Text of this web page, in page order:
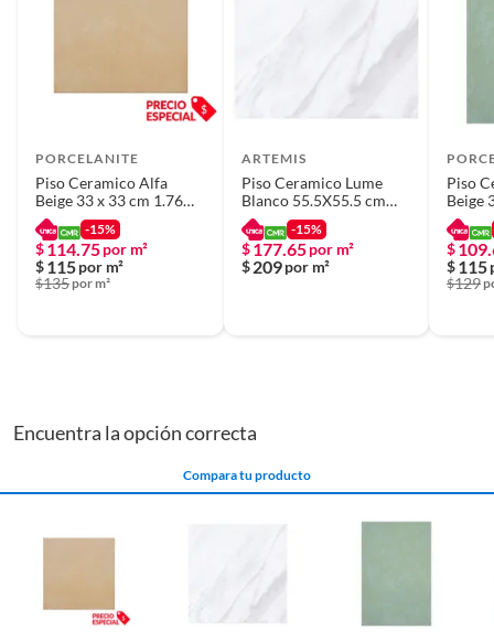
PORCELANITE
Piso Ceramico Alfa
Beige 33 x 33 cm 1.76
m2
-15%
$114.75por m²
$115por m²
$135por m²
ARTEMIS
Piso Ceramico Lume
Blanco 55.5X55.5 cm
Brillante 1.54m2
-15%
$ 177.65 por m²
$ 209 por m²
Piso
Beige
m2
$
$115
$129
Encuentra la opción correcta
Compara tu producto